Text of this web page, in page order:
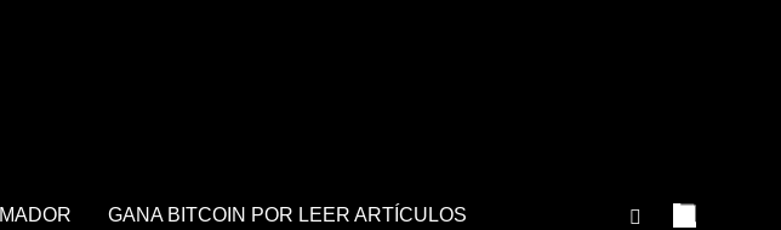
GANA BITCOIN POR LEER ARTÍCULOS